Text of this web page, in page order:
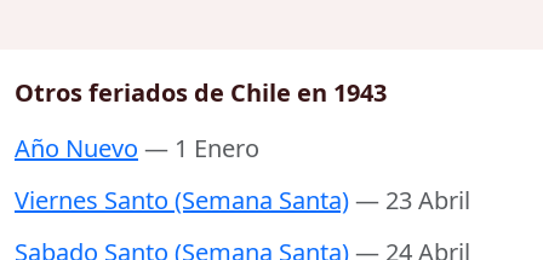
Otros feriados de Chile en 1943
Año Nuevo — 1 Enero
Viernes Santo (Semana Santa)— 23 Abril
Sabado Santo (Semana Santa)— 24 Abril